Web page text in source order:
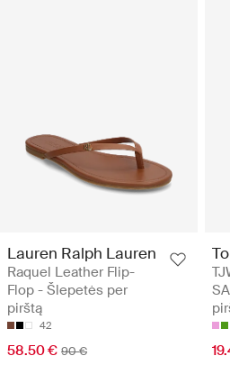
Lauren Ralph Lauren
Raquel Leather Flip-
Flop - Šlepetės per
pirštą
42
58.50 € 90 €